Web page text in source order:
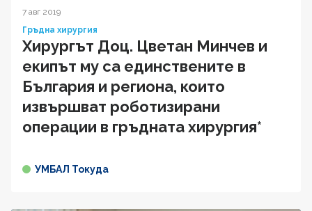
7 авг 2019
Гръдна хирургия
Хирургът Доц. Цветан Минчев и
екипът му са единствените в
България и региона, които
извършват роботизирани
операции в гръдната хирургия*
УМБАЛ Токуда